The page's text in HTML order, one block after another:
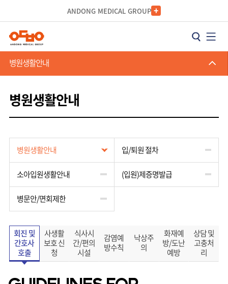
ANDONG MEDICAL GROUP
병원생활안내
병원생활안내
병원생활안내 입/퇴원 절차
소아입원생활안내 (입원)제증명발급
병문안/면회제한
회진 및
간호사
호출
사생활
보호 신
청
식사시
간/편의
시설
감염예
방수칙
낙상주
의
화재예
방/도난
예방
상담 및
고충처
리